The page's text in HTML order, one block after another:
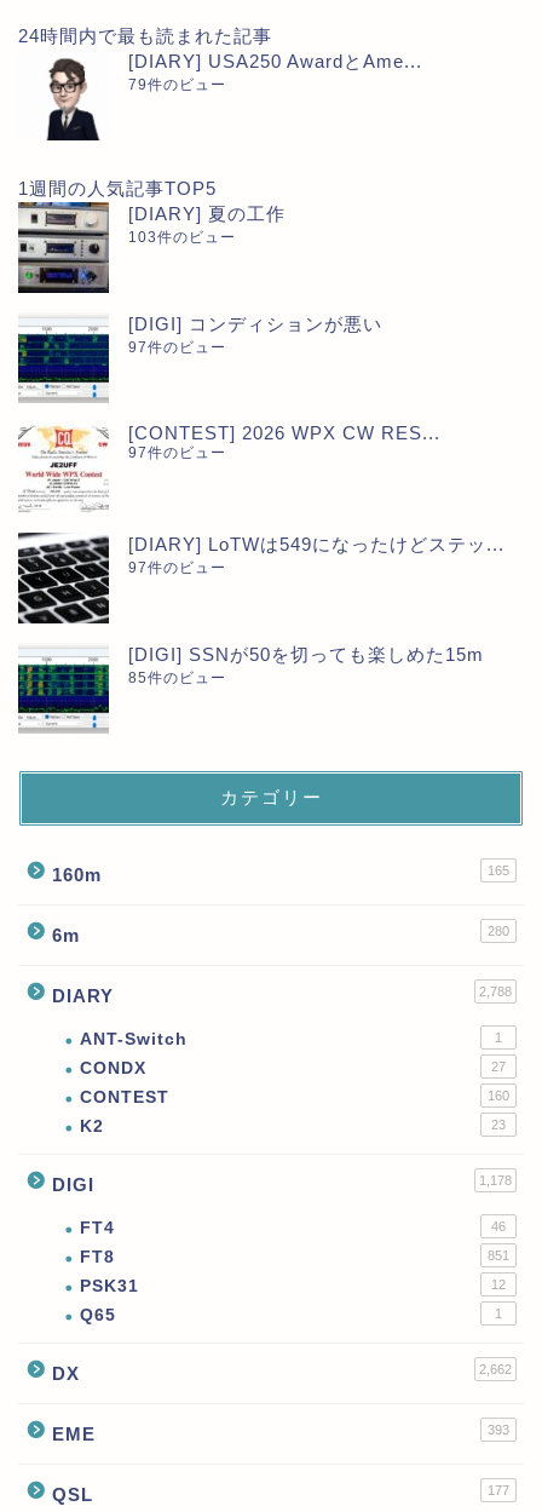
24時間内で最も読まれた記事
[DIARY] USA250 AwardとAme...
79件のビュー
1週間の人気記事TOP5
[DIARY] 夏の工作
103件のビュー
[DIGI] コンディションが悪い
97件のビュー
[CONTEST] 2026 WPX CW RES...
97件のビュー
[DIARY] LoTWは549になったけどステッ...
97件のビュー
[DIGI] SSNが50を切っても楽しめた15m
85件のビュー
カテゴリー
160m 165
6m 280
DIARY 2,788
ANT-Switch 1
CONDX 27
CONTEST 160
K2 23
DIGI 1,178
FT4 46
FT8 851
PSK31 12
Q65 1
DX 2,662
EME 393
QSL 177